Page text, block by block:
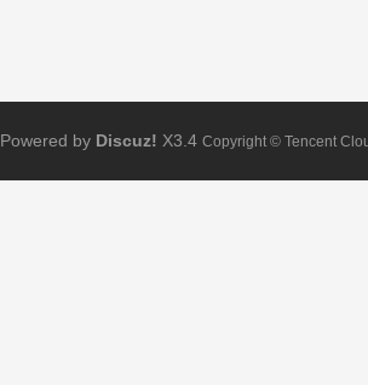
Powered by Discuz! X3.4 Copyright © Tencent